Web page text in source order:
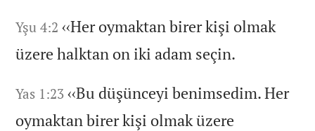
Yşu 4:2 ‹‹Her oymaktan birer kişi olmak
üzere halktan on iki adam seçin.
Yas 1:23 ‹‹Bu düşünceyi benimsedim.Her
oymaktan birer kişi olmak üzere